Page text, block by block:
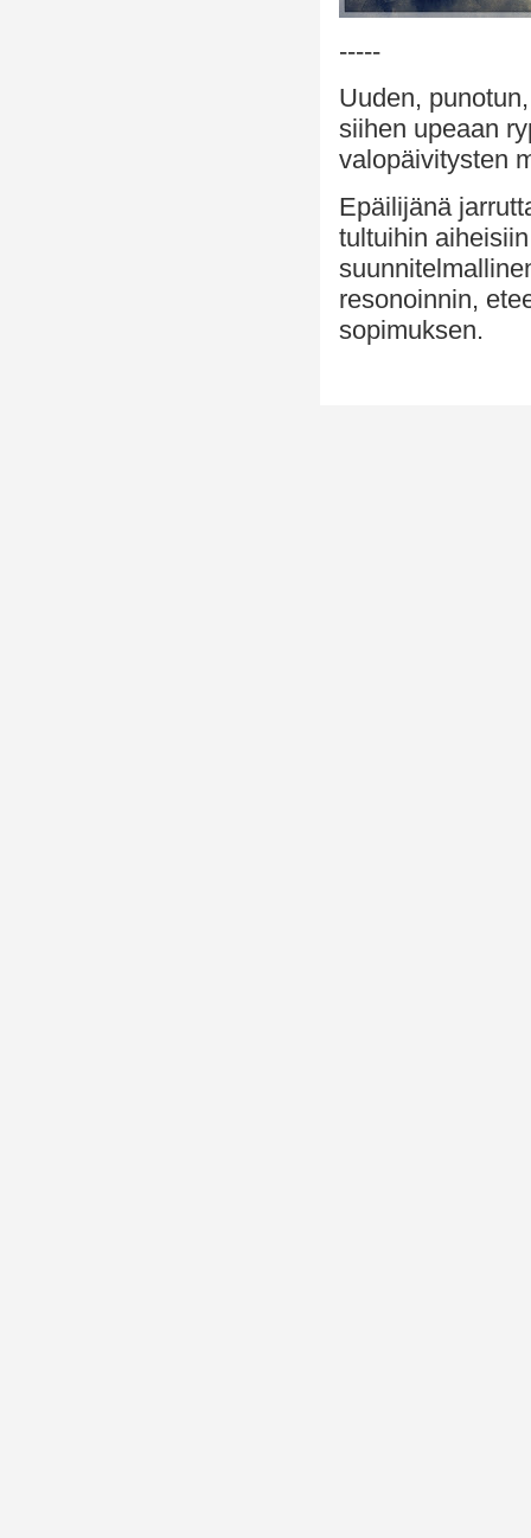
-----
Uuden,
siihen upeaan
valopäivitysten
Epäilijänä
tultuihin
resonoinnin,
sopimuksen.